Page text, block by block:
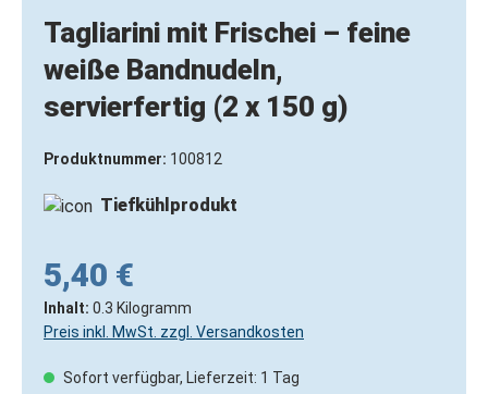
Tagliarini mit Frischei – feine
weiße Bandnudeln,
servierfertig (2 x 150 g)
Produktnummer: 100812
Tiefkühlprodukt
5,40 €
Inhalt: 0.3 Kilogramm
Preis inkl. MwSt. zzgl. Versandkosten
Sofort verfügbar, Lieferzeit: 1 Tag